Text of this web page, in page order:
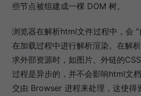
些节点被组建成一棵 DOM 树。
浏览器在解析html文件过程中，会
在加载过程中进行解析渲染。在解
求外部资源时，如图片、外链的
过程是异步的，并不会影响html文
交由 Browser 进程来处理，这使得